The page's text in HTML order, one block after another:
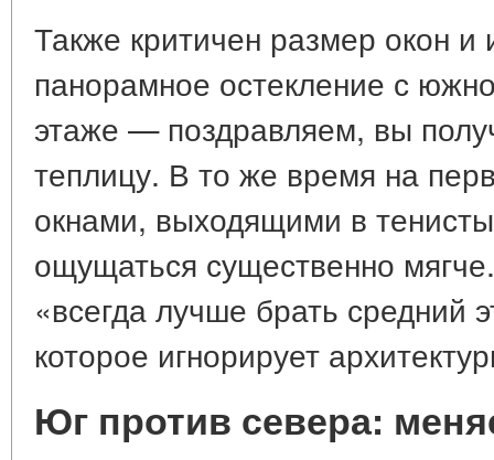
Также критичен размер окон
панорамное остекление с
этаже — поздравляем, вы
теплицу. В то же время на
окнами, выходящими в
ощущаться существенно
«всегда лучше брать
которое игнорирует
Юг против севера: